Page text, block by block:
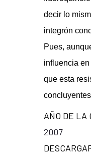
decir lo
integrón
Pues,
influencia
que esta
AÑO DE LA
2007